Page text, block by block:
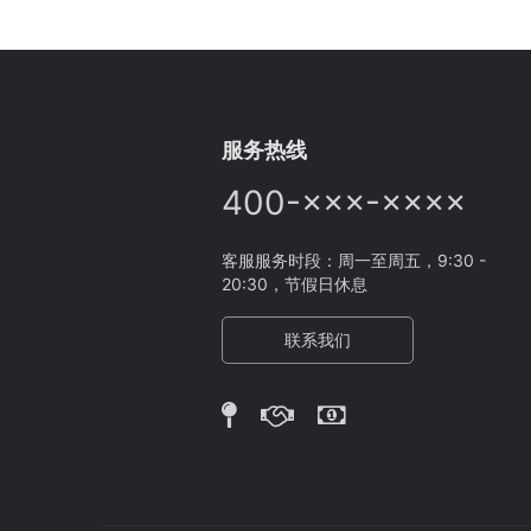
服务热线
400-×××-××××
客服服务时段：周一至周五，9:30 -
20:30，节假日休息
联系我们